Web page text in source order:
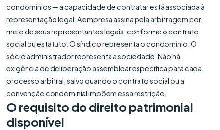
condomínios — a capacidade de contratar está associada à
representação legal. A empresa assina pela arbitragem por
meio de seus representantes legais, conforme o contrato
social ou estatuto. O síndico representa o condomínio. O
sócio administrador representa a sociedade. Não há
exigência de deliberação assemblear específica para cada
processo arbitral, salvo quando o contrato social ou a
convenção condominial impõem essa restrição.
O requisito do direito patrimonial
disponível